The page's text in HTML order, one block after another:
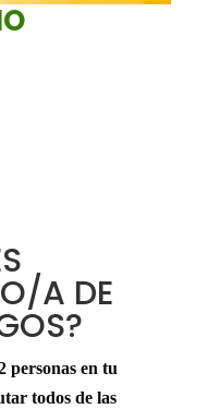
A DE
personas en tu
todos de las